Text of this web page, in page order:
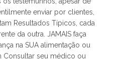
enviar por clientes,
Resultados Típicos, cada
da outra. JAMAIS faça
na SUA alimentação ou
Consultar seu médico ou